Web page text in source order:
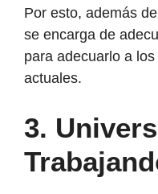
Por esto, además
se encarga de
para adecuarlo a
actuales.
3.